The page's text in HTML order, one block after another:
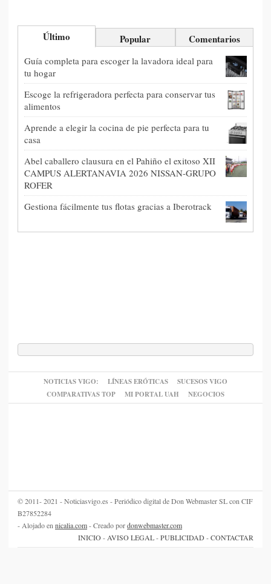
Último Popular Comentarios
Guía completa para escoger la lavadora ideal para
tu hogar
Escoge la refrigeradora perfecta para conservar tus
alimentos
Aprende a elegir la cocina de pie perfecta para tu
casa
Abel caballero clausura en el Pahiño el exitoso XII
CAMPUS ALERTANAVIA 2026 NISSAN-GRUPO
ROFER
Gestiona fácilmente tus flotas gracias a Iberotrack
NOTICIAS VIGO: LÍNEAS ERÓTICAS
SUCESOS VIGO
COMPARATIVAS TOP
MI PORTAL UAH NEGOCIOS
© 2011- 2021 - Noticiasvigo.es - Periódico digital de Don Webmaster SL con CIF
B27852284
- Alojado en nicalia.com- Creado pordonwebmaster.com
INICIO- AVISO LEGAL-PUBLICIDAD -CONTACTAR